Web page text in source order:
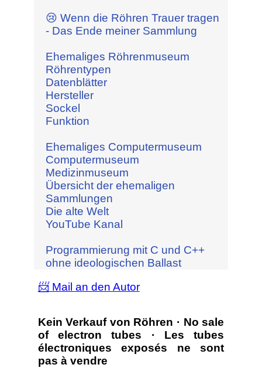
😢 Wenn die Röhren Trauer tragen
- Das Ende meiner Sammlung
Ehemaliges Röhrenmuseum
Röhrentypen
Datenblätter
Hersteller
Sockel
Funktion
Ehemaliges Computermuseum
Computermuseum
Medizinmuseum
Übersicht der ehemaligen
Sammlungen
Die alte Welt
YouTube Kanal
Programmierung mit C und C++
ohne ideologischen Ballast
📨 Mail an den Autor
Kein Verkauf von Röhren · No sale
of electron tubes · Les tubes
électroniques exposés ne sont
pas à vendre